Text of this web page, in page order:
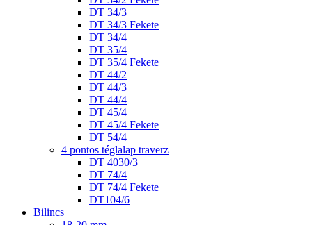
DT 34/3
DT 34/3 Fekete
DT 34/4
DT 35/4
DT 35/4 Fekete
DT 44/2
DT 44/3
DT 44/4
DT 45/4
DT 45/4 Fekete
DT 54/4
4 pontos téglalap traverz
DT 4030/3
DT 74/4
DT 74/4 Fekete
DT104/6
Bilincs